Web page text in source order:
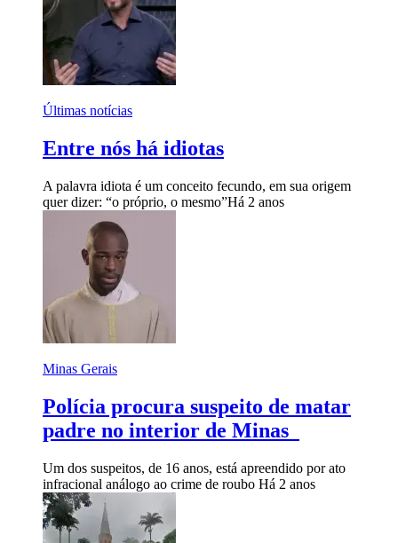
Últimas notícias
Entre nós há idiotas
A palavra idiota é um conceito fecundo, em sua origem
quer dizer: “o próprio, o mesmo”Há 2 anos
Minas Gerais
Polícia procura suspeito de matar
padre no interior de Minas
Um dos suspeitos, de 16 anos, está apreendido por ato
infracional análogo ao crime de roubo Há 2 anos